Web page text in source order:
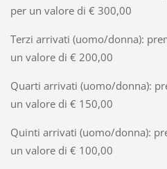
per un valore di € 300,00
Terzi arrivati (uomo/donna):
un valore di € 200,00
Quarti arrivati (uomo/donna):
un valore di € 150,00
Quinti arrivati (uomo/donna):
un valore di € 100,00